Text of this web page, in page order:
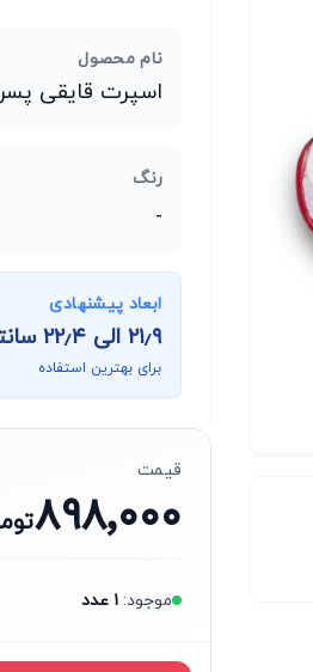
نام محصول
اسپرت قایقی
رنگ
-
ابعاد پیشنهادی
۲۱٫۹الی ۲۲٫۴
برای بهترین استفاده
قیمت
۸۹۸٬۰۰۰
موجود: ۱ عدد